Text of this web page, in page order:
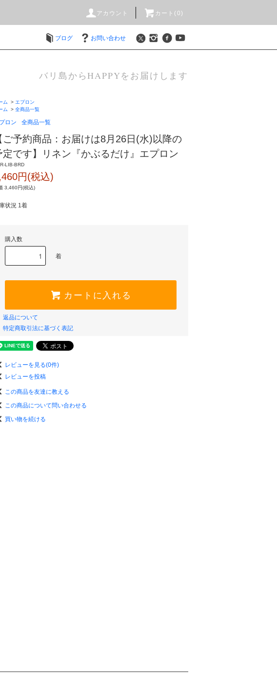
アカウント カート(0)
ブログ お問い合わせ
バリ島からHAPPYをお届けします
ム > エプロン
ム
> 全商品一覧
ロン 全商品一覧
ご予約商品：お届けは8月26日(水)以降の
定です】リネン『かぶるだけ』エプロン
LIB-BRD
円(税込)
3,460円(税込)
状況 1着
購入数
着
カートに入れる
返品について
特定商取引法に基づく表記
レビューを見る(0件)
レビューを投稿
この商品を友達に教える
この商品について問い合わせる
買い物を続ける